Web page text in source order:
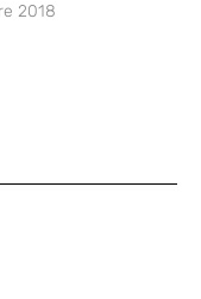
2018